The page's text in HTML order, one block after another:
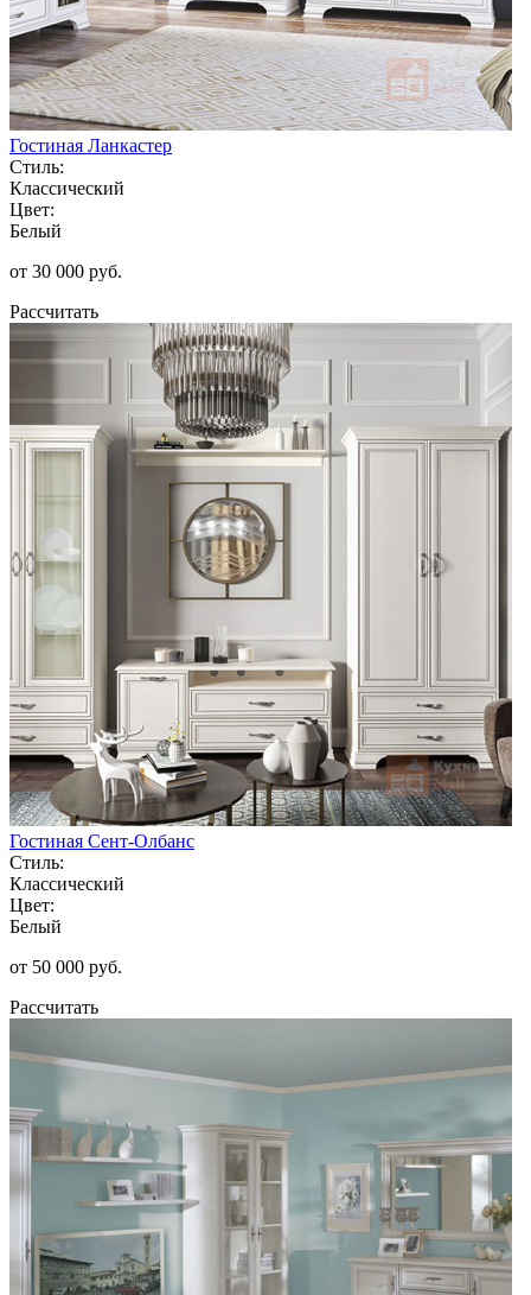
Гостиная Ланкастер
Стиль:
Классический
Цвет:
Белый
от 30 000 руб.
Рассчитать
Гостиная Сент-Олбанс
Стиль:
Классический
Цвет:
Белый
от 50 000 руб.
Рассчитать